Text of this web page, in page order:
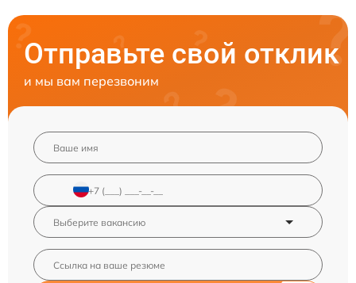
Отправьте свой отклик
и мы вам перезвоним